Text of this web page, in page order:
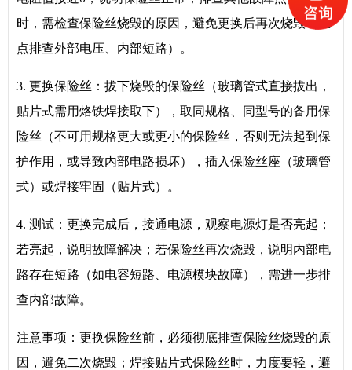
时，需检查保险丝烧毁的原因，避免更换后再次烧毁（重
点排查外部电压、内部短路）。
3. 更换保险丝：拔下烧毁的保险丝（玻璃管式直接拔出，
贴片式需用烙铁焊接取下），取同规格、同型号的备用保
险丝（不可用规格更大或更小的保险丝，否则无法起到保
护作用，或导致内部电路损坏），插入保险丝座（玻璃管
式）或焊接牢固（贴片式）。
4. 测试：更换完成后，接通电源，观察电源灯是否亮起；
若亮起，说明故障解决；若保险丝再次烧毁，说明内部电
路存在短路（如电容短路、电源模块故障），需进一步排
查内部故障。
注意事项：更换保险丝前，必须彻底排查保险丝烧毁的原
因，避免二次烧毁；焊接贴片式保险丝时，力度要轻，避